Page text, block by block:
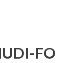
FO